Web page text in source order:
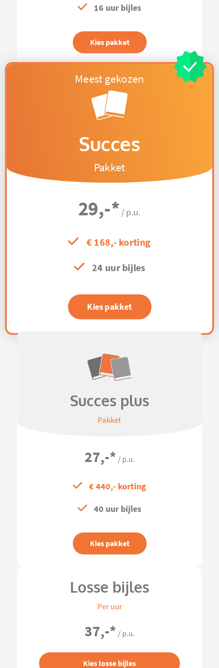
16 uur bijles
Kies pakket
Succes
Pakket
29,-* / p.u.
€ 168,- korting
24 uur bijles
Kies pakket
Succes plus
Pakket
27,-* / p.u.
€ 440,- korting
40 uur bijles
Kies pakket
Losse bijles
Per uur
37,-* / p.u.
Kies losse bijles